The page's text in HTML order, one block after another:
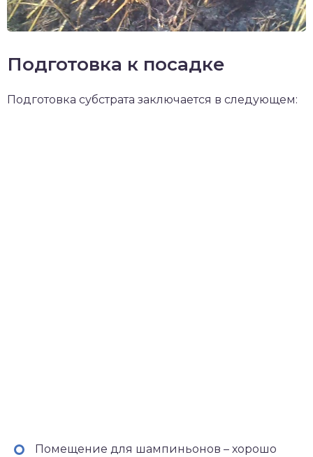
Подготовка к посадке
Подготовка субстрата заключается в следующем:
Помещение для шампиньонов – хорошо